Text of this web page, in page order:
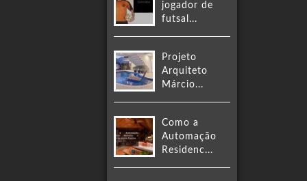
jogador de
futsal...
Projeto
Arquiteto
Márcio...
Como a
Automação
Residenc...